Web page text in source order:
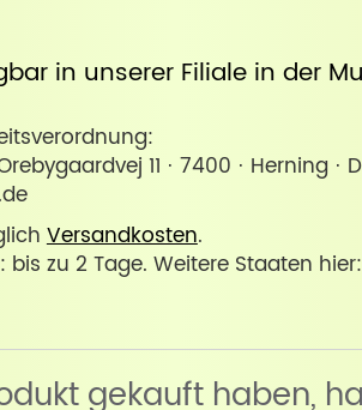
in unserer Filiale in der
11 · 7400 · Herning ·
Versandkosten.
zu 2 Tage. Weitere Staaten
gekauft haben,